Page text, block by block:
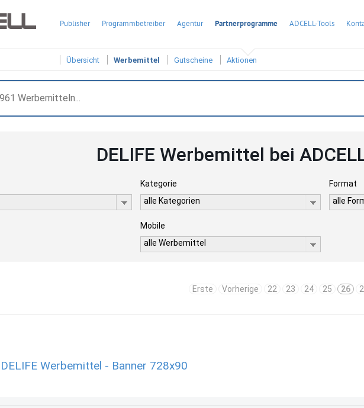
Publisher Programmbetreiber Agentur Partnerprogramme ADCELL-Tools
Übersicht Werbemittel Gutscheine Aktionen
DELIFE Werbemittel bei
Kategorie
alle Kategorien
Format
alle
Mobile
alle Werbemittel
Erste Vorherige 22 23 24 25 26
DELIFE Werbemittel - Banner 728x90